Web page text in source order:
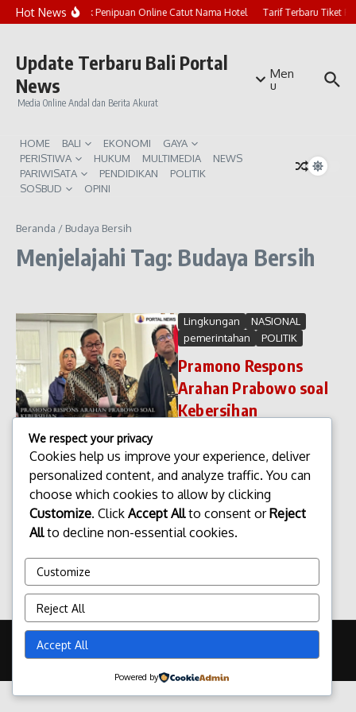
Lewati ke konten
Hot NewsMarak Penipuan Online Catut Nama Hotel Tarif Terbaru Tiket
Update Terbaru Bali Portal
News
Media Online Andal dan Berita Akurat
Men
u
HOME BALI EKONOMI
GAYA
PERISTIWA
HUKUM MULTIMEDIA
NEWS
PARIWISATA
PENDIDIKAN
POLITIK
SOSBUD
OPINI
Beranda / Budaya Bersih
Menjelajahi Tag: Budaya Bersih
Lingkungan
NASIONAL
pemerintahan
POLITIK
Pramono Respons
Arahan Prabowo soal
Kebersihan
Respons terhadap arahan
mengenai kebersihan kembali
mencuat setelah pernyataan
yang di sampaikan Presiden
terpilih, Prabowo Subianto,
Read More
Copyright © 2026 Update Terbaru Bali Portal News | Powered by
Majalah Berita X
We respect your privacy
Cookies help us improve your experience, deliver
personalized content, and analyze traffic. You can
choose which cookies to allow by clicking
Customize. Click Accept Allto consent orReject
Allto decline non-essential cookies.
Customize
Reject All
Accept All
Powered by